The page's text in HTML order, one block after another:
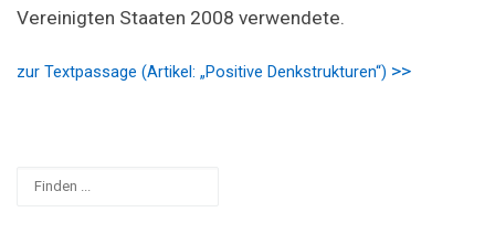
Vereinigten Staaten 2008 verwendete.
zur Textpassage (Artikel: „Positive Denkstrukturen“) >>